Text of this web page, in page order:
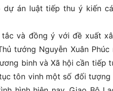
dự án luật tiếp thu ý kiến
tắc và đồng ý với đề xuất
tướng Nguyễn Xuân
binh và Xã hội cần
tôn vinh một số đối